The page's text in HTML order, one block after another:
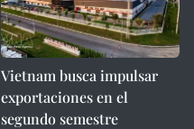
Vietnam busca impulsar
exportaciones en el
segundo semestre